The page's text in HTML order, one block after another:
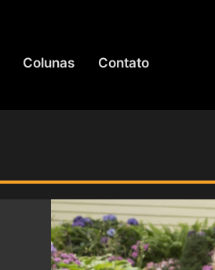
Colunas Contato